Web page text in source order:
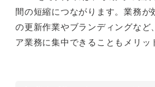
間の短縮につながります。業務が
の更新作業やブランディングなど
ア業務に集中できることもメリッ